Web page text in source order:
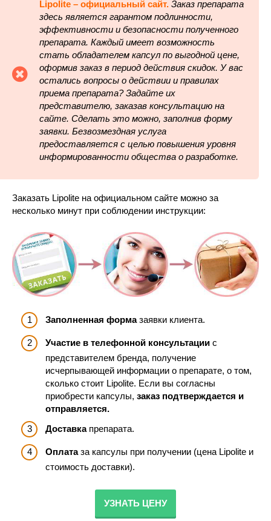
Lipolite – официальный сайт. Заказ препарата
здесь является гарантом подлинности,
эффективности и безопасности полученного
препарата. Каждый имеет возможность
стать обладателем капсул по выгодной цене,
оформив заказ в период действия скидок. У вас
остались вопросы о действии и правилах
приема препарата? Задайте их
представителю, заказав консультацию на
сайте. Сделать это можно, заполнив форму
заявки. Безвозмездная услуга
предоставляется с целью повышения уровня
информированности общества о разработке.
Заказать Lipolite на официальном сайте можно за
несколько минут при соблюдении инструкции:
Заполненная формазаявки клиента.
Участие в телефонной консультации с
представителем бренда, получение
исчерпывающей информации о препарате, о том,
сколько стоит Lipolite. Если вы согласны
приобрести капсулы, заказ подтверждается и
отправляется.
Доставкапрепарата.
Оплатаза капсулы при получении (цена Lipolite и
стоимость доставки).
УЗНАТЬ ЦЕНУ